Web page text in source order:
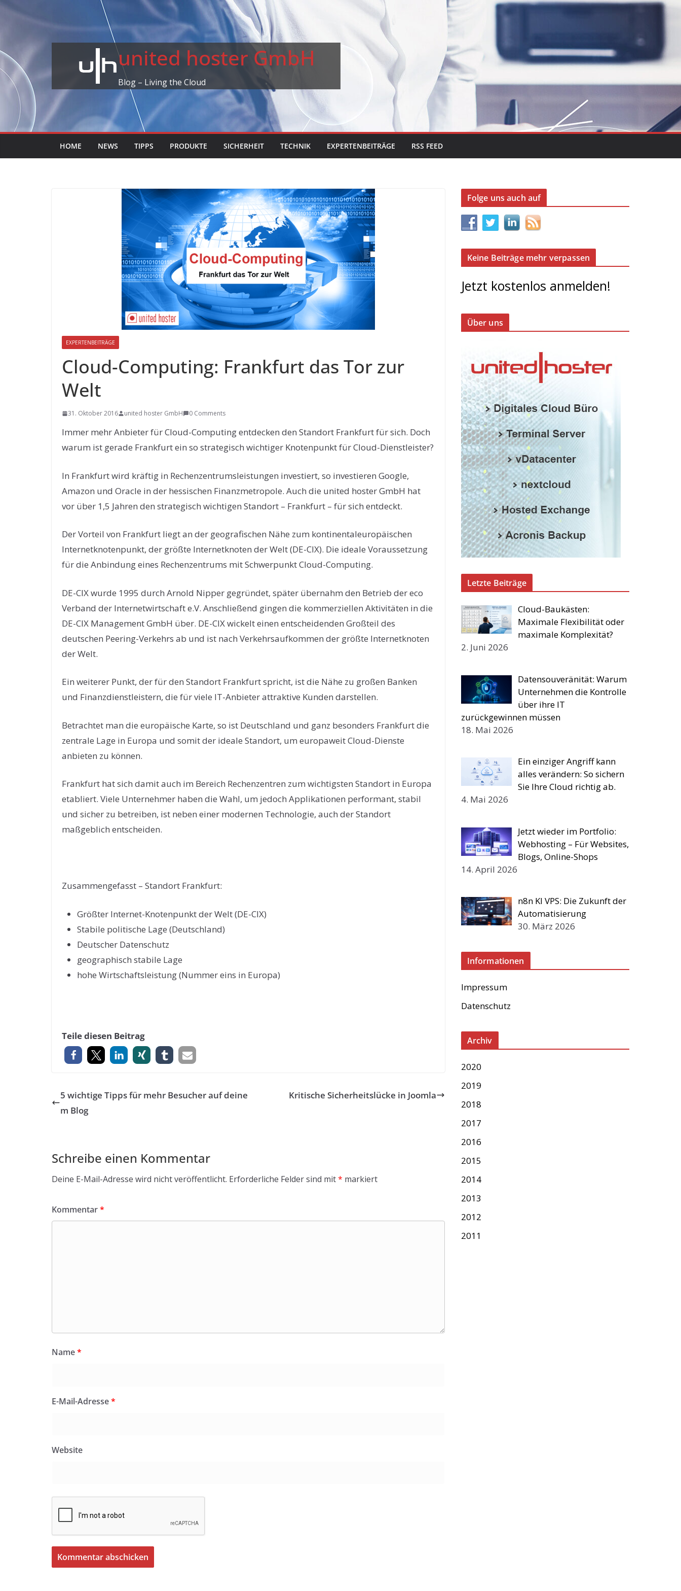
Skip
united hoster GmbH
Blog – Living the Cloud
HOME NEWS TIPPS PRODUKTE SICHERHEIT TECHNIK EXPERTENBEITRÄGE RSS FEED
EXPERTENBEITRÄGE
Cloud-Computing: Frankfurt das Tor zur
Welt
31. Oktober 2016 united hoster GmbH 0 Comments
Immer mehr Anbieter für Cloud-Computing entdecken den Standort Frankfurt für sich. Doch
warum ist gerade Frankfurt ein so strategisch wichtiger Knotenpunkt für Cloud-Dienstleister?
In Frankfurt wird kräftig in Rechenzentrumsleistungen investiert, so investieren Google,
Amazon und Oracle in der hessischen Finanzmetropole. Auch die united hoster GmbH hat
vor über 1,5 Jahren den strategisch wichtigen Standort – Frankfurt – für sich entdeckt.
Der Vorteil von Frankfurt liegt an der geografischen Nähe zum kontinentaleuropäischen
Internetknotenpunkt, der größte Internetknoten der Welt (DE-CIX). Die ideale Voraussetzung
für die Anbindung eines Rechenzentrums mit Schwerpunkt Cloud-Computing.
DE-CIX wurde 1995 durch Arnold Nipper gegründet, später übernahm den Betrieb der eco
Verband der Internetwirtschaft e.V. Anschließend gingen die kommerziellen Aktivitäten in die
DE-CIX Management GmbH über. DE-CIX wickelt einen entscheidenden Großteil des
deutschen Peering-Verkehrs ab und ist nach Verkehrsaufkommen der größte Internetknoten
der Welt.
Ein weiterer Punkt, der für den Standort Frankfurt spricht, ist die Nähe zu großen Banken
und Finanzdienstleistern, die für viele IT-Anbieter attraktive Kunden darstellen.
Betrachtet man die europäische Karte, so ist Deutschland und ganz besonders Frankfurt die
zentrale Lage in Europa und somit der ideale Standort, um europaweit Cloud-Dienste
anbieten zu können.
Frankfurt hat sich damit auch im Bereich Rechenzentren zum wichtigsten Standort in Europa
etabliert. Viele Unternehmer haben die Wahl, um jedoch Applikationen performant, stabil
und sicher zu betreiben, ist neben einer modernen Technologie, auch der Standort
maßgeblich entscheiden.
Zusammengefasst – Standort Frankfurt:
Größter Internet-Knotenpunkt der Welt (DE-CIX)
Stabile politische Lage (Deutschland)
Deutscher Datenschutz
geographisch stabile Lage
hohe Wirtschaftsleistung (Nummer eins in Europa)
Teile diesen Beitrag
5 wichtige Tipps für mehr Besucher auf deine
m Blog
Kritische Sicherheitslücke in Joomla
Schreibe einen Kommentar
Deine E-Mail-Adresse wird nicht veröffentlicht. Erforderliche Felder sind mit* markiert
Kommentar*
Name*
E-Mail-Adresse*
Website
Folge uns auch auf
Keine Beiträge mehr verpassen
Jetzt kostenlos anmelden!
Über uns
Letzte Beiträge
Cloud-Baukästen:
Maximale Flexibilität oder
maximale Komplexität?
2. Juni 2026
Datensouveränität: Warum
Unternehmen die Kontrolle
über ihre IT
zurückgewinnen müssen
18. Mai 2026
Ein einziger Angriff kann
alles verändern: So sichern
Sie Ihre Cloud richtig ab.
4. Mai 2026
Jetzt wieder im Portfolio:
Webhosting – Für Websites,
Blogs, Online-Shops
14. April 2026
n8n KI VPS: Die Zukunft der
Automatisierung
30. März 2026
Informationen
Impressum
Datenschutz
Archiv
2020
2019
2018
2017
2016
2015
2014
2013
2012
2011